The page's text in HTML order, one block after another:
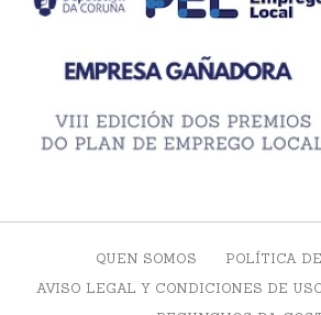
QUEN SOMOS
POLÍTICA
AVISO LEGAL Y CONDICIONES DE